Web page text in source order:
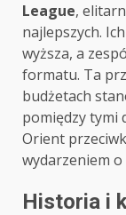
League,
najlepszych.
wyższa, a
formatu. Ta
budżetach
pomiędzy tymi
Orient
wydarzeniem
Historia i